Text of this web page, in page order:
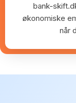
bank-
økonomiske
når